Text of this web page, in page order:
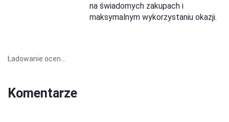
na świadomych zakupach i
maksymalnym wykorzystaniu okazji.
Ładowanie ocen...
Komentarze